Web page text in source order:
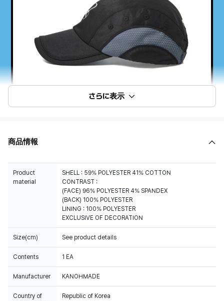
さらに表示
商品情報
Product
material
SHELL : 59% POLYESTER 41% COTTON
CONTRAST :
(FACE) 96% POLYESTER 4% SPANDEX
(BACK) 100% POLYESTER
LINING : 100% POLYESTER
EXCLUSIVE OF DECORATION
Size(cm) See product details
Contents 1 EA
Manufacturer KANOHMADE
Country of
Republic of Korea